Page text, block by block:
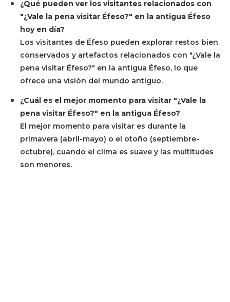
¿Qué pueden ver los visitantes relacionados con
"¿Vale la pena visitar Éfeso?" en la antigua Éfeso
hoy en día?
Los visitantes de Éfeso pueden explorar restos bien
conservados y artefactos relacionados con "¿Vale la
pena visitar Éfeso?" en la antigua Éfeso, lo que
ofrece una visión del mundo antiguo.
¿Cuál es el mejor momento para visitar "¿Vale la
pena visitar Éfeso?" en la antigua Éfeso?
El mejor momento para visitar es durante la
primavera (abril-mayo) o el otoño (septiembre-
octubre), cuando el clima es suave y las multitudes
son menores.